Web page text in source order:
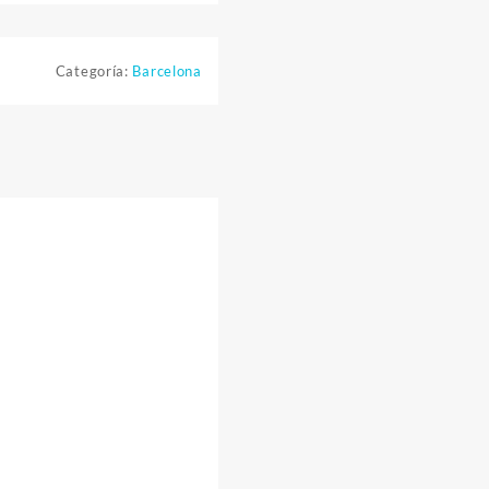
Categoría: Barcelona